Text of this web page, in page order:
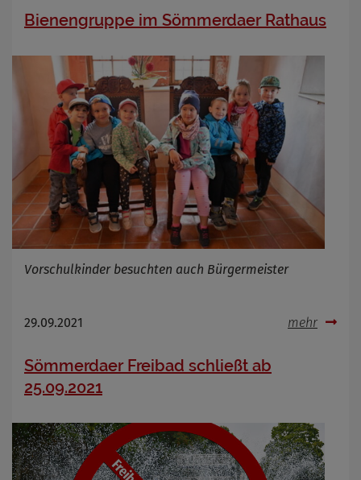
Bienengruppe im Sömmerdaer Rathaus
Vorschulkinder besuchten auch Bürgermeister
29.09.2021 mehr
Sömmerdaer Freibad schließt ab
25.09.2021